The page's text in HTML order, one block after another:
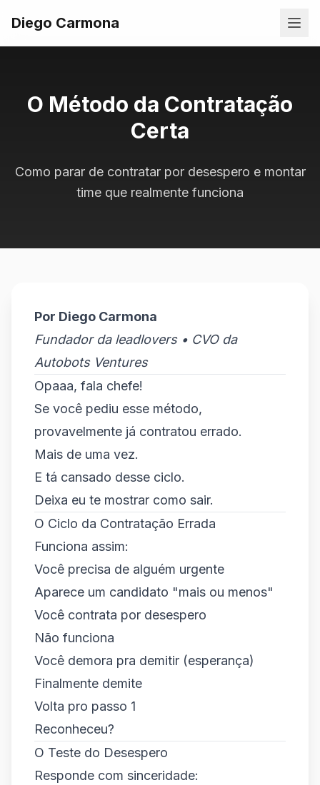
Diego Carmona
O Método da Contratação
Certa
Como parar de contratar por desespero e montar
time que realmente funciona
Por Diego Carmona
Fundador da leadlovers • CVO da
Autobots Ventures
Opaaa, fala chefe!
Se você pediu esse método,
provavelmente já contratou errado.
Mais de uma vez.
E tá cansado desse ciclo.
Deixa eu te mostrar como sair.
O Ciclo da Contratação Errada
Funciona assim:
Você precisa de alguém urgente
Aparece um candidato "mais ou menos"
Você contrata por desespero
Não funciona
Você demora pra demitir (esperança)
Finalmente demite
Volta pro passo 1
Reconheceu?
O Teste do Desespero
Responde com sinceridade: